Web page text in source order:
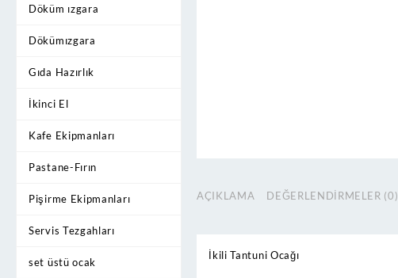
Döküm ızgara
Dökümızgara
Gıda Hazırlık
İkinci El
Kafe Ekipmanları
Pastane-Fırın
Pişirme Ekipmanları
Servis Tezgahları
set üstü ocak
AÇIKLAMA DEĞERLENDIRMELER (0)
İkili Tantuni Ocağı